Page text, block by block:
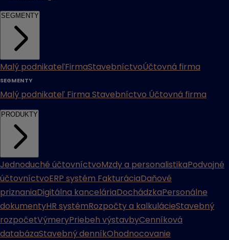
SEGMENTY
Malý podnikateľFirmaStavebníctvoÚčtovná firma
SEGMENTY
Malý podnikateľ Firma Stavebníctvo Účtovná firma
PRODUKTY
Jednoduché účtovníctvoMzdy a personalistikaPodvojné
účtovníctvoERP systém FakturáciaDaňové
priznaniaDigitálna kanceláriaDochádzkaPersonálne
dokumentyHR systémRozpočty a kalkulácieStavebný
rozpočetVýmeryPriebeh výstavbyCenníková
databázaStavebný denníkOhodnocovanie